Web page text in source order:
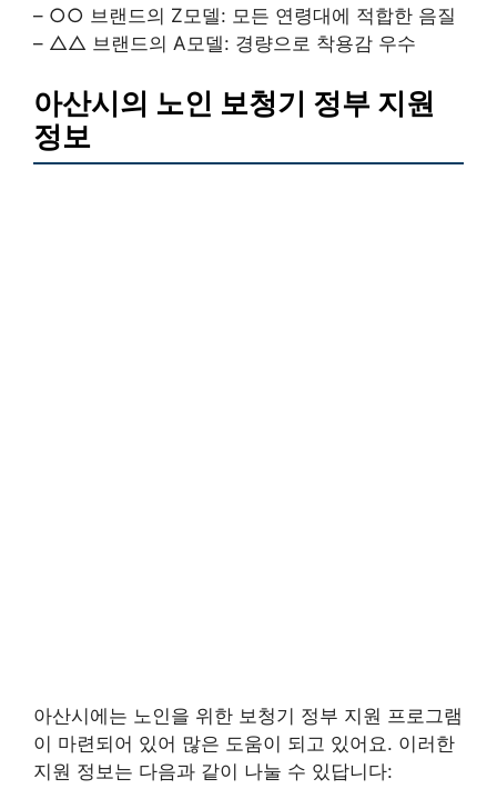
– ○○ 브랜드의 Z모델: 모든 연령대에 적합한 음질
– △△ 브랜드의 A모델: 경량으로 착용감 우수
아산시의 노인 보청기 정부 지원
정보
아산시에는 노인을 위한 보청기 정부 지원 프로그램
이 마련되어 있어 많은 도움이 되고 있어요. 이러한
지원 정보는 다음과 같이 나눌 수 있답니다: